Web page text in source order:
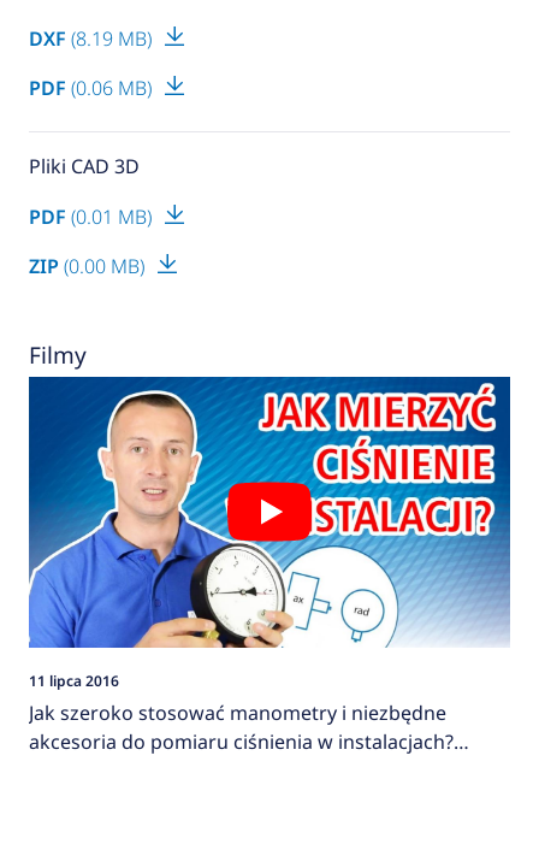
DXF (8.19 MB)
PDF (0.06 MB)
Pliki CAD 3D
PDF (0.01 MB)
ZIP (0.00 MB)
Filmy
11 lipca 2016
Jak szeroko stosować manometry i niezbędne
akcesoria do pomiaru ciśnienia w instalacjach?